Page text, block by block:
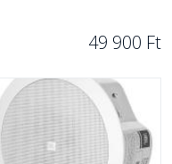
49 900 Ft